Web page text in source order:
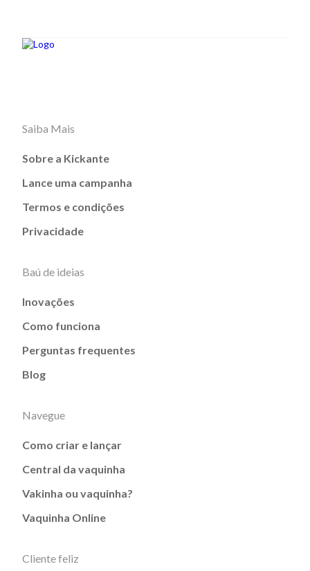
Saiba Mais
Sobre a Kickante
Lance uma campanha
Termos e condições
Privacidade
Baú de ideias
Inovações
Como funciona
Perguntas frequentes
Blog
Navegue
Como criar e lançar
Central da vaquinha
Vakinha ou vaquinha?
Vaquinha Online
Cliente feliz